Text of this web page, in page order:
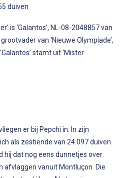
duiven
is ‘Galantos’, NL-08-2048857 van
van ‘Nieuwe Olympiade’,
stamt uit ‘Mister
er bij Pepchi in. In zijn
als zestiende van 24.097 duiven
hij dat nog eens dunnetjes over
afvlaggen vanuit Montluçon. Die